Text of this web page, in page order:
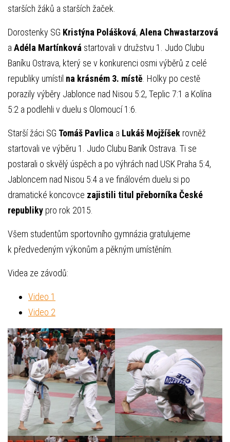
starších žáků a starších žaček.
Dorostenky SG Kristýna Polášková, Alena Chwastarzová
aAdéla Martínková startovali v družstvu 1. Judo Clubu
Baníku Ostrava, který se v konkurenci osmi výběrů z celé
republiky umístil na krásném 3. místě. Holky po cestě
porazily výběry Jablonce nad Nisou 5:2, Teplic 7:1 a Kolína
5:2 a podlehli v duelu s Olomoucí 1:6.
Starší žáci SG Tomáš Pavlica a Lukáš Mojžíšek rovněž
startovali ve výběru 1. Judo Clubu Baník Ostrava. Ti se
postarali o skvělý úspěch a po výhrách nad USK Praha 5:4,
Jabloncem nad Nisou 5:4 a ve finálovém duelu si po
dramatické koncovce zajistili titul přeborníka České
republiky pro rok 2015.
Všem studentům sportovního gymnázia gratulujeme
k předvedeným výkonům a pěkným umístěním.
Videa ze závodů:
Video 1
Video 2